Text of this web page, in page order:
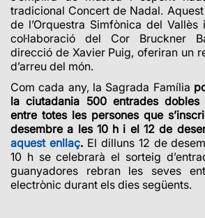
tradicional Concert de Nadal.
de l’Orquestra Simfònica del
col·laboració del Cor Bruckner
direcció de Xavier Puig, oferiran un
d’arreu del món.
Com cada any, la Sagrada Família
la ciutadania 500 entrades
entre totes les persones que
desembre a les 10 h i el 12 de
aquest enllaç.El dilluns 12 de
10 h se celebrarà el sorteig
guanyadores rebran les seves
electrònic durant els dies següents.